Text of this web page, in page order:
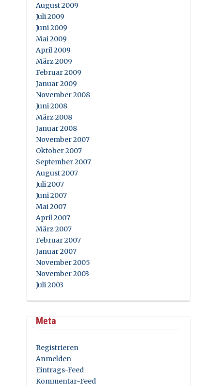
August 2009
Juli 2009
Juni 2009
Mai 2009
April 2009
März 2009
Februar 2009
Januar 2009
November 2008
Juni 2008
März 2008
Januar 2008
November 2007
Oktober 2007
September 2007
August 2007
Juli 2007
Juni 2007
Mai 2007
April 2007
März 2007
Februar 2007
Januar 2007
November 2005
November 2003
Juli 2003
Meta
Registrieren
Anmelden
Eintrags-Feed
Kommentar-Feed